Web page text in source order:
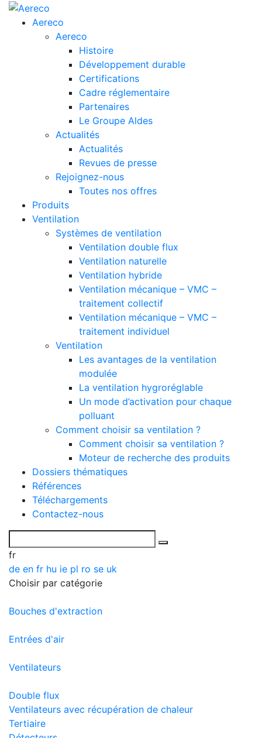
Aereco
Aereco
Histoire
Développement durable
Certifications
Cadre réglementaire
Partenaires
Le Groupe Aldes
Actualités
Actualités
Revues de presse
Rejoignez-nous
Toutes nos offres
Produits
Ventilation
Systèmes de ventilation
Ventilation double flux
Ventilation naturelle
Ventilation hybride
Ventilation mécanique – VMC –
traitement collectif
Ventilation mécanique – VMC –
traitement individuel
Ventilation
Les avantages de la ventilation
modulée
La ventilation hygroréglable
Un mode d’activation pour chaque
polluant
Comment choisir sa ventilation ?
Comment choisir sa ventilation ?
Moteur de recherche des produits
Dossiers thématiques
Références
Téléchargements
Contactez-nous
fr
de en fr hu ie pl ro se uk
Choisir par catégorie
Bouches d'extraction
Entrées d'air
Ventilateurs
Double flux
Ventilateurs avec récupération de chaleur
Tertiaire